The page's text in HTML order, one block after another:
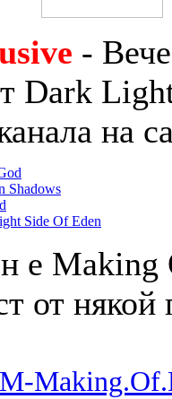
-
Dark
на
Shadows
Side Of Eden
е
от